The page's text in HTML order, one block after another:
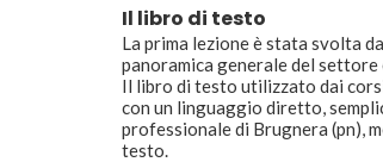
Il libro di testo
La prima lezione è stata svolta
panoramica generale del
Il libro di testo utilizzato dai
con un linguaggio diretto,
professionale di Brugnera (pn),
testo.